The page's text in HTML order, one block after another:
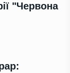
"Червона